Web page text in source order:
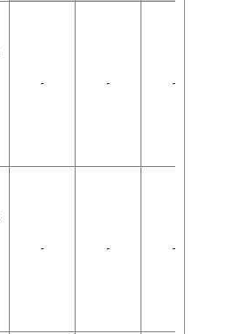
- - -
- - -